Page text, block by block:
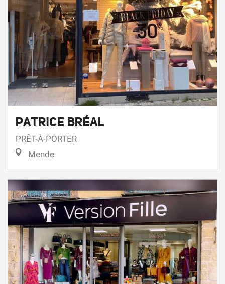
PATRICE BRÉAL
PRÊT-À-PORTER
Mende